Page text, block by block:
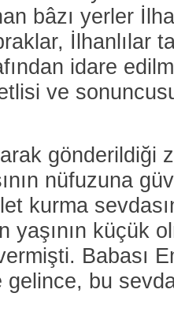
bâzı yerler
İlhanlılar
idare
ve
gönderildiği
nüfuzuna
kurma
yaşının küçük
Babası
gelince, bu